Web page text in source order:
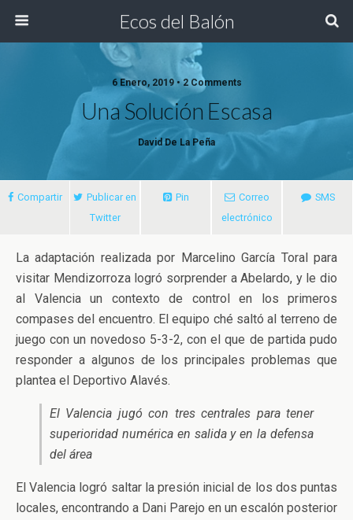
Ecos del Balón
6 Enero, 2019 • 2 Comments
Una Solución Escasa
David De La Peña
Compartir
Publicar en
Twitter
Pin
Correo
electrónico
SMS
La adaptación realizada por Marcelino García Toral para
visitar Mendizorroza logró sorprender a Abelardo, y le dio
al Valencia un contexto de control en los primeros
compases del encuentro. El equipo ché saltó al terreno de
juego con un novedoso 5-3-2,con el que de partida pudo
responder a algunos de los principales problemas que
plantea el Deportivo Alavés.
El Valencia jugó con tres centrales para tener
superioridad numérica en salida y en la defensa
del área
El Valencia logró saltar la presión inicial de los dos puntas
locales, encontrando a Dani Parejo en un escalón posterior